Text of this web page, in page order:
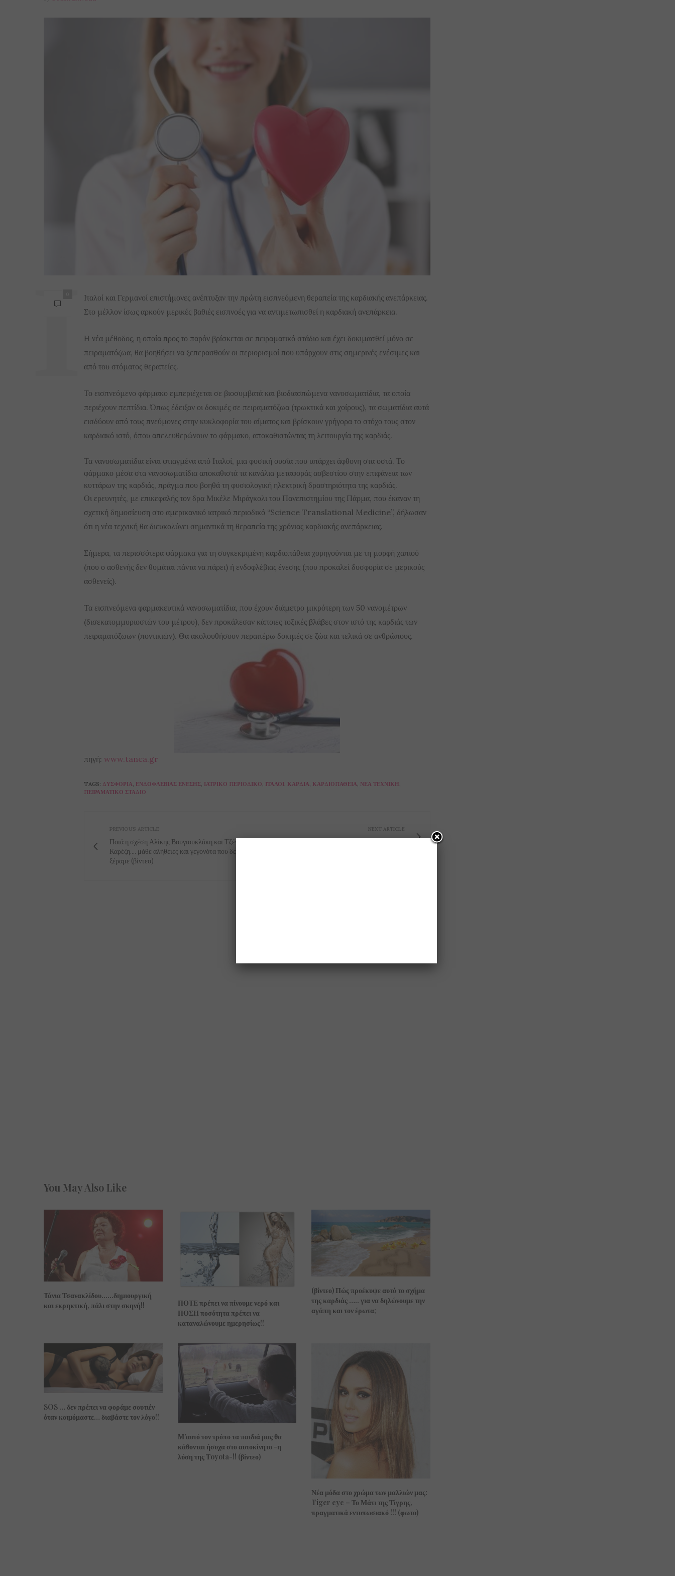
Ιταλοί και Γερμανοί επιστήμονες ανέπτυξαν την πρώτη εισπνεόμενη θεραπεία της καρδιακής ανεπάρκειας.
Στο μέλλον ίσως αρκούν μερικές βαθιές εισπνοές για να αντιμετωπισθεί η καρδιακή ανεπάρκεια.
Η νέα μέθοδος, η οποία προς το παρόν βρίσκεται σε πειραματικό στάδιο και έχει δοκιμασθεί μόνο σε
πειραματόζωα, θα βοηθήσει να ξεπερασθούν οι περιορισμοί που υπάρχουν στις σημερινές ενέσιμες και
από του στόματος θεραπείες.
Το εισπνεόμενο φάρμακο εμπεριέχεται σε βιοσυμβατά και βιοδιασπώμενα νανοσωματίδια, τα οποία
περιέχουν πεπτίδια. Όπως έδειξαν οι δοκιμές σε πειραματόζωα (τρωκτικά και χοίρους), τα σωματίδια αυτά
εισδύουν από τους πνεύμονες στην κυκλοφορία του αίματος και βρίσκουν γρήγορα το στόχο τους στον
καρδιακό ιστό, όπου απελευθερώνουν το φάρμακο, αποκαθιστώντας τη λειτουργία της καρδιάς.
Τα νανοσωματίδια είναι φτιαγμένα από Ιταλοί, μια φυσική ουσία που υπάρχει άφθονη στα οστά. Το
φάρμακο μέσα στα νανοσωματίδια αποκαθιστά τα κανάλια μεταφοράς ασβεστίου στην επιφάνεια των
κυττάρων της καρδιάς, πράγμα που βοηθά τη φυσιολογική ηλεκτρική δραστηριότητα της καρδιάς.
Οι ερευνητές, με επικεφαλής τον δρα Μικέλε Μιράγκολι του Πανεπιστημίου της Πάρμα, που έκαναν τη
σχετική δημοσίευση στο αμερικανικό ιατρικό περιοδικό “Science Translational Medicine”, δήλωσαν
ότι η νέα τεχνική θα διευκολύνει σημαντικά τη θεραπεία της χρόνιας καρδιακής ανεπάρκειας.
Σήμερα, τα περισσότερα φάρμακα για τη συγκεκριμένη καρδιοπάθεια χορηγούνται με τη μορφή χαπιού
(που ο ασθενής δεν θυμάται πάντα να πάρει) ή ενδοφλέβιας ένεσης (που προκαλεί δυσφορία σε μερικούς
ασθενείς).
Τα εισπνεόμενα φαρμακευτικά νανοσωματίδια, που έχουν διάμετρο μικρότερη των 50 νανομέτρων
(δισεκατομμυριοστών του μέτρου), δεν προκάλεσαν κάποιες τοξικές βλάβες στον ιστό της καρδιάς των
πειραματόζωων (ποντικιών). Θα ακολουθήσουν περαιτέρω δοκιμές σε ζώα και τελικά σε ανθρώπους.
πηγή: www.tanea.gr
TAGS: ΔΥΣΦΟΡΊΑ, ΕΝΔΟΦΛΈΒΙΑΣ ΈΝΕΣΗΣ, ΙΑΤΡΙΚΌ ΠΕΡΙΟΔΙΚΌ, ΙΤΑΛΟΊ, ΚΑΡΔΙΆ, ΚΑΡΔΙΟΠΆΘΕΙΑ, ΝΈΑ ΤΕΧΝΙΚΉ,
ΠΕΙΡΑΜΑΤΙΚΌ ΣΤΆΔΙΟ
PREVIOUS ARTICLE
Ποιά η σχέση Αλίκης Βουγιουκλάκη και Τζένης
Καρέζη.... μάθε αλήθειες και γεγονότα που δεν
ξέραμε (βίντεο)
NEXT ARTICLE
You May Also Like
Τάνια Τσανακλίδου……δημιουργική
και εκρηκτική, πάλι στην σκηνή!!
ΠΟΤΕ πρέπει να πίνουμε νερό και
ΠΟΣΗ ποσότητα πρέπει να
καταναλώνουμε ημερησίως!!
(βίντεο) Πώς προέκυψε αυτό το σχήμα
της καρδιάς ….. για να δηλώνουμε την
αγάπη και τον έρωτα;
SOS … δεν πρέπει να φοράμε σουτιέν
όταν κοιμόμαστε… διαβάστε τον λόγο!!
Μ’αυτό τον τρόπο τα παιδιά μας θα
κάθονται ήσυχα στο αυτοκίνητο -η
λύση της Τoyota-!! (βίντεο)
Νέα μόδα στο χρώμα των μαλλιών μας:
Tiger eye – Το Μάτι της Τίγρης,
πραγματικά εντυπωσιακό !!! (φωτο)